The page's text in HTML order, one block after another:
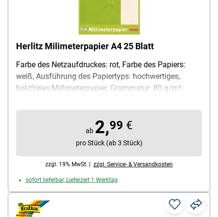
Herlitz Milimeterpapier A4 25 Blatt
Farbe des Netzaufdruckes: rot, Farbe des Papiers:
weiß, Ausführung des Papiertyps: hochwertiges,
holzfreies Millimeterpapier, Grammatur: 80 g/m²,
Zeichnen / verstärkte 1 cm-Rasterlinien / für
Zeichnungen, technische Skizzen oder
mathematische Berechnungen geeginet,
Lieferumfang: 1 Millimeterpapierblock A4 (25 Blatt)
ab 2,99 €
pro Stück (ab 3 Stück)
zzgl. 19% MwSt. | zzgl. Service- & Versandkosten
sofort lieferbar, Lieferzeit 1 Werktag